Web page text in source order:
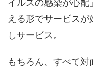
イルスの感染が心
える形でサービス
しサービス。
もちろん、すべて